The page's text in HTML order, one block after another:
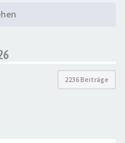
2236 Beiträge